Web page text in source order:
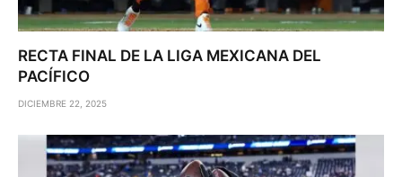
RECTA FINAL DE LA LIGA MEXICANA DEL
PACÍFICO
DICIEMBRE 22, 2025